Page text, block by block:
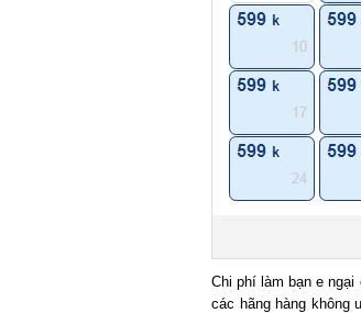
Chi phí làm bạn e
các hãng hàng không